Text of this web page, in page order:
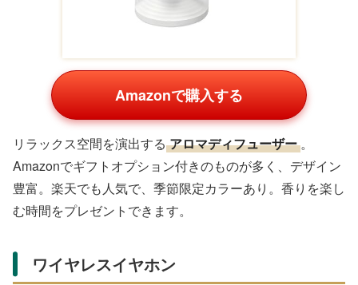
Amazonで購入する
プレゼント。Amazonのギフト設定でラッピング可能で、
サイズ展開が豊富。吸水性と肌触りの良さが好評です。楽